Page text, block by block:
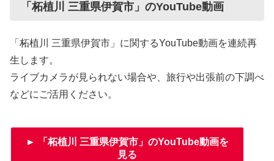
「柘植川 三重県伊賀市」のYouTube動画
「柘植川 三重県伊賀市」に関するYouTube動画を連続再
生します。
ライブカメラが見られない場合や、旅行や出張前の下調べ
などにご活用ください。
► 「柘植川 三重県伊賀市」のYouTube動画を
見る